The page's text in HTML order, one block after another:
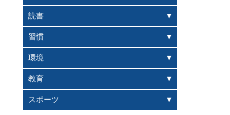
読書
習慣
環境
教育
スポーツ